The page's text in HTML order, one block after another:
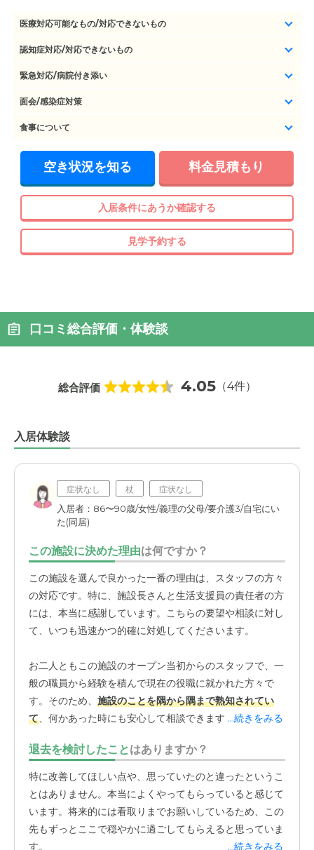
医療対応可能なもの/対応できないもの
認知症対応/対応できないもの
緊急対応/病院付き添い
面会/感染症対策
食事について
空き状況を知る 料金見積もり
入居条件にあうか確認する
見学予約する
口コミ総合評価・体験談
総合評価 4.05（4件）
入居体験談
症状なし 杖 症状なし
入居者：86〜90歳/女性/義理の父母/要介護3/自宅にい
た(同居)
この施設に決めた理由は何ですか？
この施設を選んで良かった一番の理由は、スタッフの方々
の対応です。特に、施設長さんと生活支援員の責任者の方
には、本当に感謝しています。こちらの要望や相談に対し
て、いつも迅速かつ的確に対処してくださいます。
お二人ともこの施設のオープン当初からのスタッフで、一
般の職員から経験を積んで現在の役職に就かれた方々で
す。そのため、 施設のことを隅から隅まで熟知されてい
て、何かあった時にも安心して相談できます。長年勤めて
うのは、家族としてもすごく安心感がありますね。見学の
際に重視した条件の一つが、介護サービスがしっかりして
いることでした。この施設はサービス付き高齢者向け住宅
ですが、 建物の中に訪問介護事業所や通所介護の施設が併
設 されています。
...続きをみる
退去を検討したことはありますか？
特に改善してほしい点や、思っていたのと違ったというこ
とはありません。本当によくやってもらっていると感じて
います。将来的には看取りまでお願いしているため、この
先もずっとここで穏やかに過ごしてもらえると思っていま
す。
...続きをみる